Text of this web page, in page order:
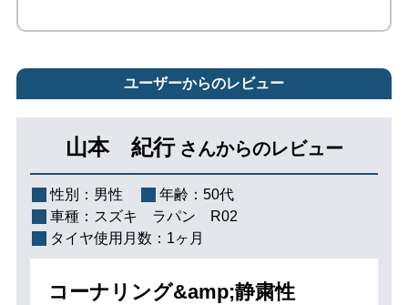
ユーザーからのレビュー
山本 紀行 さんからのレビュー
性別： 男性 年齢： 50代
車種： スズキ ラパン R02
タイヤ使用月数： 1ヶ月
コーナリング&amp;静粛性